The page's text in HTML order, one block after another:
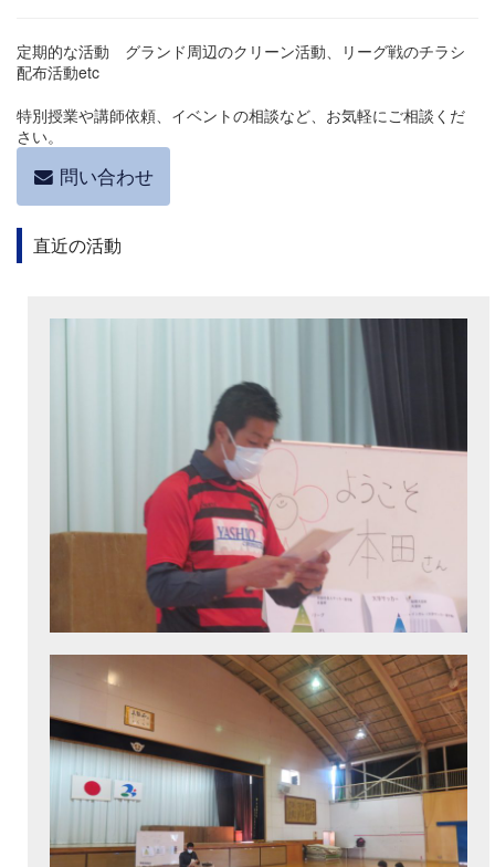
定期的な活動 グランド周辺のクリーン活動、リーグ戦のチラシ
配布活動etc
特別授業や講師依頼、イベントの相談など、お気軽にご相談くだ
さい。
問い合わせ
直近の活動